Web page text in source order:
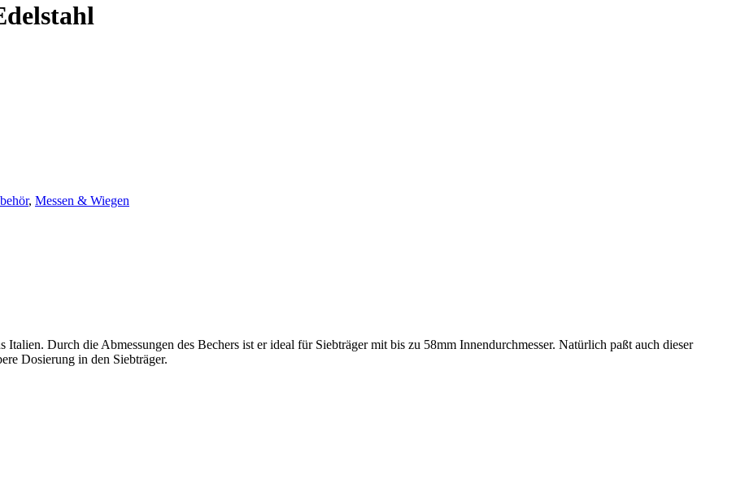
, Messen & Wiegen
Durch die Abmessungen des Bechers ist er ideal für Siebträger mit bis zu 58mm Innendurchmesser. Natürlich paßt auch dieser
Dosierung in den Siebträger.